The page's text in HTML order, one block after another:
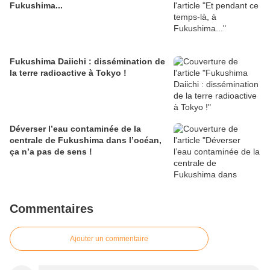
Fukushima...
Fukushima Daiichi : dissémination de
la terre radioactive à Tokyo !
Déverser l’eau contaminée de la
centrale de Fukushima dans l’océan,
ça n’a pas de sens !
Commentaires
Ajouter un commentaire